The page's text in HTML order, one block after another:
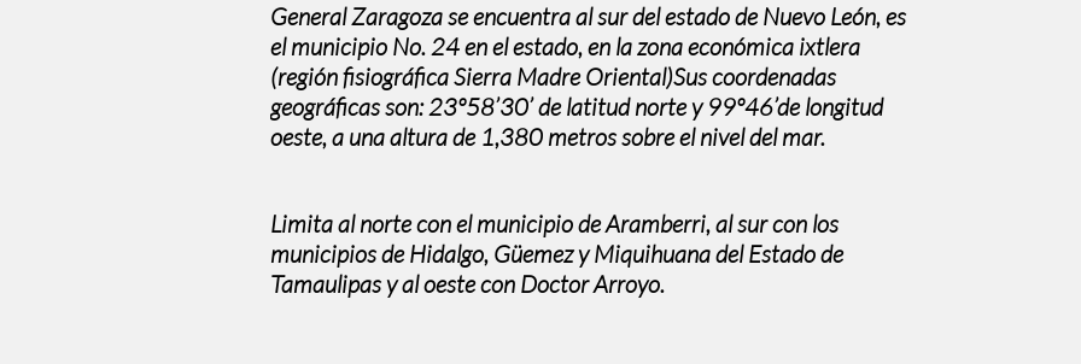
General Zaragoza se encuentra al sur del estado de Nuevo León, es
el municipio No. 24 en el estado, en la zona económica ixtlera
(región fisiográfica Sierra Madre Oriental)Sus coordenadas
geográficas son: 23º58’30’ de latitud norte y 99º46’de longitud
oeste, a una altura de 1,380 metros sobre el nivel del mar.
Limita al norte con el municipio de Aramberri, al sur con los
municipios de Hidalgo, Güemez y Miquihuana del Estado de
Tamaulipas y al oeste con Doctor Arroyo.